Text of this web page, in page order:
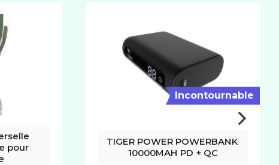
pour
Incontournable
TIGER POWER POWERBANK
10000MAH PD + QC